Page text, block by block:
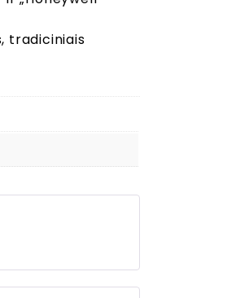
tradiciniais